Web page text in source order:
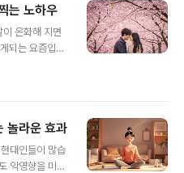
는 노하우
온화해 지면
되는 요즘입니
서 언제 어디서
급속히 발전하
게 되었습니다.
이 일상 속에
놀라운 효과
대인들이 많습
악영향을 미칠